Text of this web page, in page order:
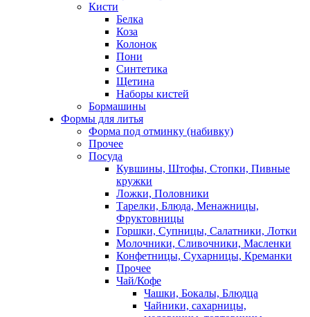
Кисти
Белка
Коза
Колонок
Пони
Синтетика
Щетина
Наборы кистей
Бормашины
Формы для литья
Форма под отминку (набивку)
Прочее
Посуда
Кувшины, Штофы, Стопки, Пивные
кружки
Ложки, Половники
Тарелки, Блюда, Менажницы,
Фруктовницы
Горшки, Супницы, Салатники, Лотки
Молочники, Сливочники, Масленки
Конфетницы, Сухарницы, Креманки
Прочее
Чай/Кофе
Чашки, Бокалы, Блюдца
Чайники, сахарницы,